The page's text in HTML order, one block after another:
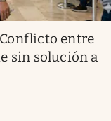
entre
sin solución a